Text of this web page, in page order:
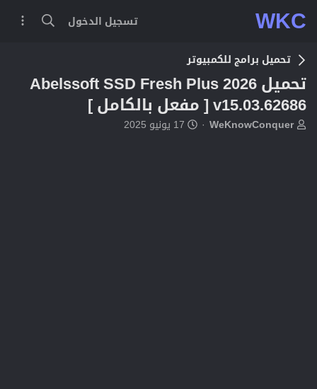
WKC تسجيل الدخول
تحميل برامج للكمبيوتر
تحميل Abelssoft SSD Fresh Plus 2026
v15.03.62686 [ مفعل بالكامل ]
بWeKnowConquer
ت17 يونيو 2025